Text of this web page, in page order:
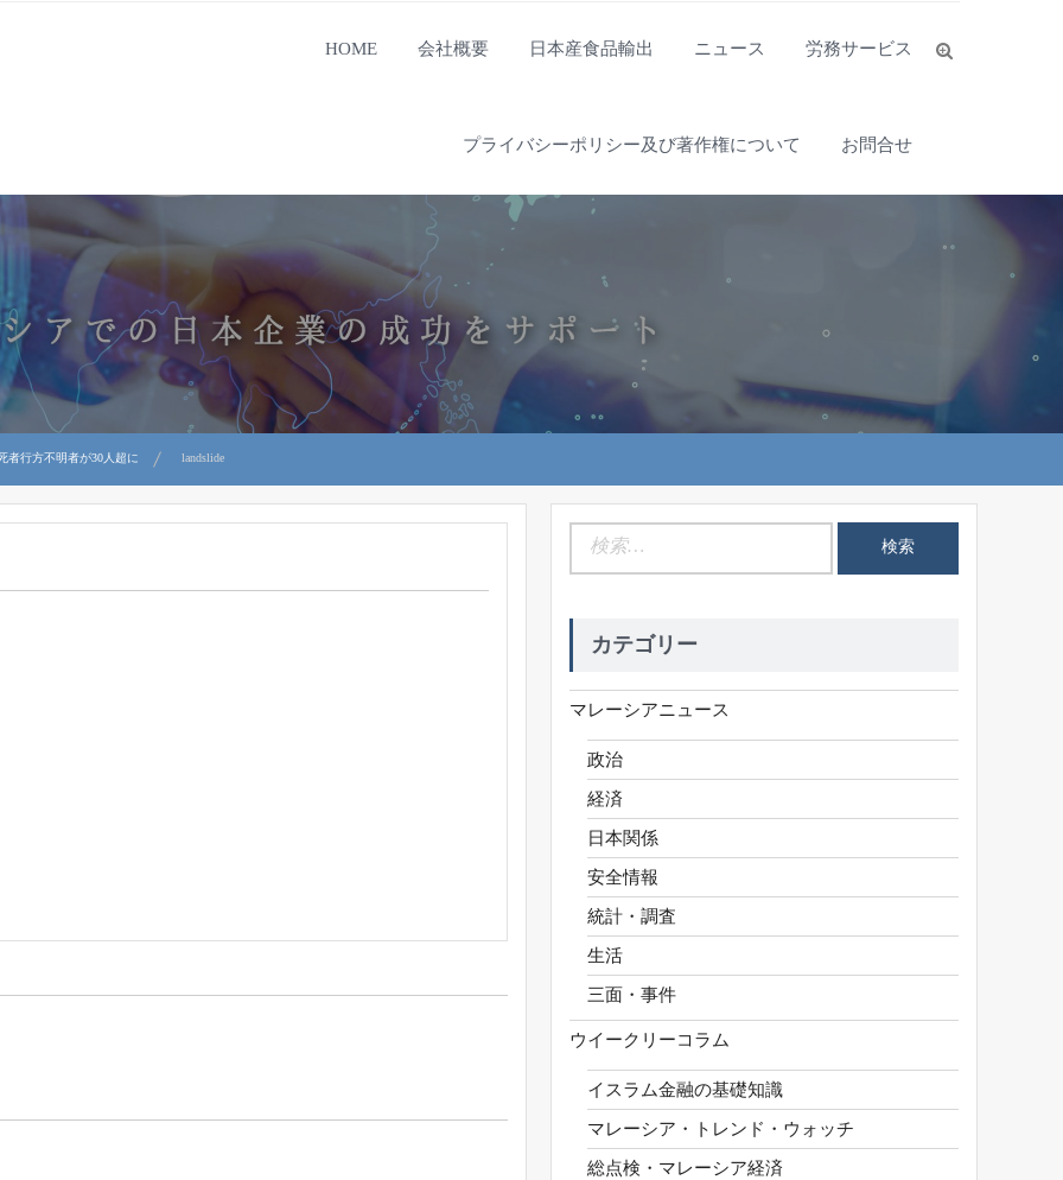
HOME 会社概要 日本産食品輸出 ニュース 労務サービス
プライバシーポリシー及び著作権について お問合せ
者行方不明者が30人超に landslide
カテゴリー
マレーシアニュース
政治
経済
日本関係
安全情報
統計・調査
生活
三面・事件
ウイークリーコラム
イスラム金融の基礎知識
マレーシア・トレンド・ウォッチ
総点検・マレーシア経済